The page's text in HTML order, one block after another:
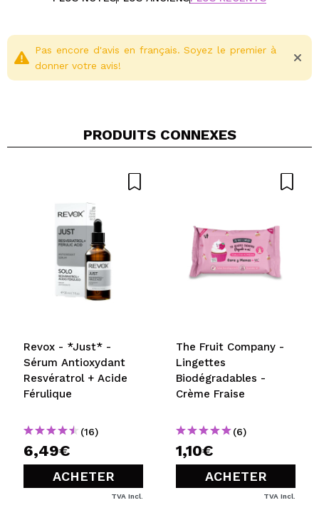
toutes les routines, de l'adolescent à l'adulte, pour une
efficacité immédiate et durable cliniquement prouvée.
Pour toutes les peaux sensibles à tendance acnéique.
Votre vidéo pourrait être la première. Imaginez...
Recommandez-vous cet achat? Oui Non
5/5
Pas encore d'avis en français. Soyez le premier à
donner votre avis!
PRODUITS CONNEXES
Revox - *Just* -
Sérum Antioxydant
Resvératrol + Acide
Férulique
(16)
6,49€
ACHETER
TVA Incl.
The Fruit Company -
Lingettes
Biodégradables -
Crème Fraise
(6)
1,10€
ACHETER
TVA Incl.